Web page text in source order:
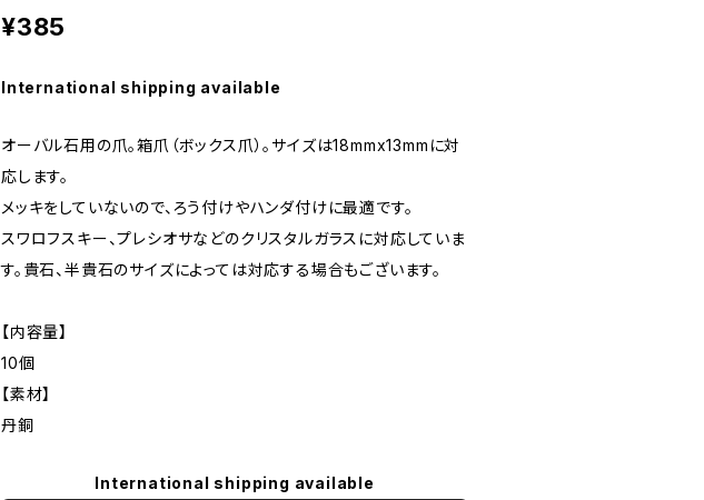
¥385
International shipping available
オーバル石用の爪。箱爪（ボックス爪）。サイズは18mmx13mmに対
応します。
メッキをしていないので、ろう付けやハンダ付けに最適です。
スワロフスキー、プレシオサなどのクリスタルガラスに対応していま
す。貴石、半貴石のサイズによっては対応する場合もございます。
【内容量】
10個
【素材】
丹銅
International shipping available